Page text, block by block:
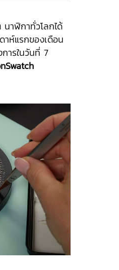
นาฬิกาทั่วโลกได้
าห์แรกของเดือน
ารในวันที่ 7